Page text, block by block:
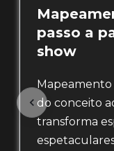
passo a
show
Mapeamento
do conceito
transforma